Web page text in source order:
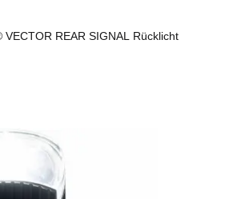
REAR SIGNAL Rücklicht